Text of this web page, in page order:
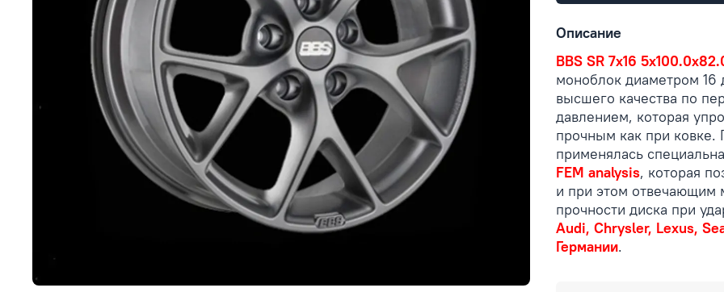
Описание
BBS SR 7x16
моноблок диаметром 16
высшего качества по
давлением, которая
прочным как при
применялась
FEM analysis, которая
и при этом отвечающим
прочности диска при
Audi, Chrysler, Lexus,
Германии.